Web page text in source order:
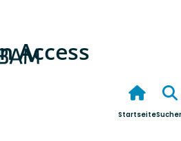
Access
Startseite